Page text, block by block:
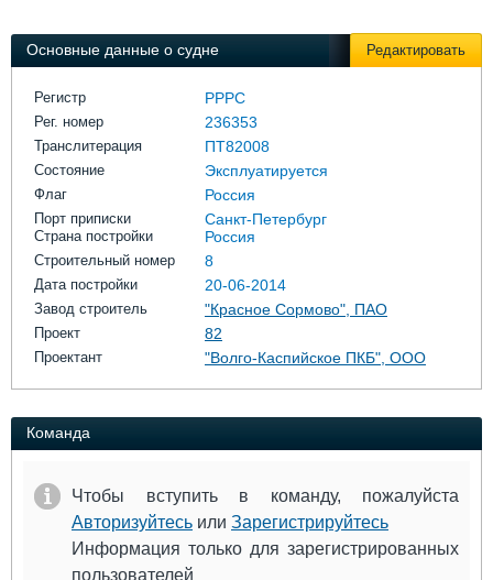
Личности
Форум
Основные данные о судне Редактировать
Регистр РРРС
Рег. номер 236353
Транслитерация ПТ82008
Состояние Эксплуатируется
Флаг Россия
Порт приписки Санкт-Петербург
Страна постройки Россия
Строительный номер 8
Дата постройки 20-06-2014
Завод строитель "Красное Сормово", ПАО
Проект 82
Проектант "Волго-Каспийское ПКБ", ООО
Команда
Чтобы вступить в команду, пожалуйста
Авторизуйтесь или Зарегистрируйтесь
Информация только для зарегистрированных
пользователей